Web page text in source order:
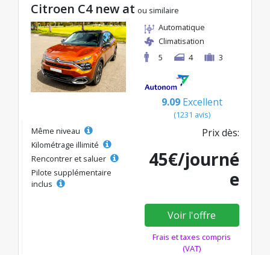
Citroen C4 new at ou similaire
Automatique
Climatisation
5
4 3
9.09 Excellent
(1231 avis)
Même niveau
Kilométrage illimité
Rencontrer et saluer
Pilote supplémentaire
inclus
Prix dès:
45€/journé
e
Voir l'offre
Frais et taxes compris
(VAT)